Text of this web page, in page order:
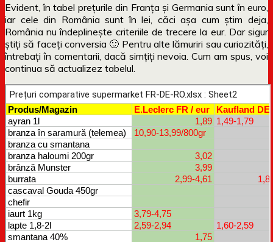
Evident, în tabel prețurile din Franța și Germania sunt în euro,
iar cele din România sunt în lei, căci așa cum știm deja,
România nu îndeplinește criteriile de trecere la eur. Dar sigur
știți să faceți conversia 🙂 Pentru alte lămuriri sau curiozități,
întrebați în comentarii, dacă simțiți nevoia. Cum am spus, voi
continua să actualizez tabelul.